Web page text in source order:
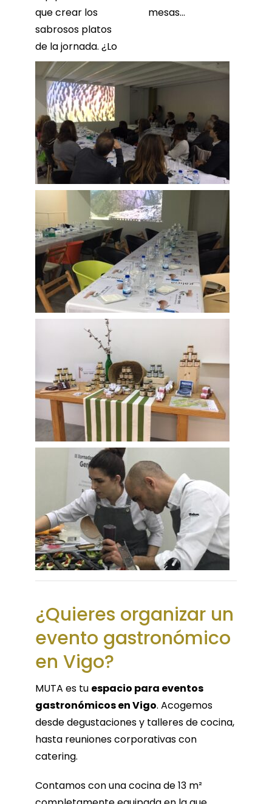
que crear los
sabrosos platos
de la jornada. ¿Lo
mesas…
¿Quieres organizar un
evento gastronómico
en Vigo?
MUTA es tu espacio para eventos
gastronómicos en Vigo. Acogemos
desde degustaciones y talleres de cocina,
hasta reuniones corporativas con
catering.
Contamos con una cocina de 13 m²